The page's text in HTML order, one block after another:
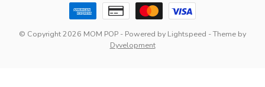
© Copyright 2026 MOM POP - Powered by Lightspeed - Theme by
Dyvelopment